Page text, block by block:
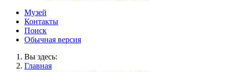
Музей
Контакты
Поиск
Обычная версия
Вы здесь:
Главная